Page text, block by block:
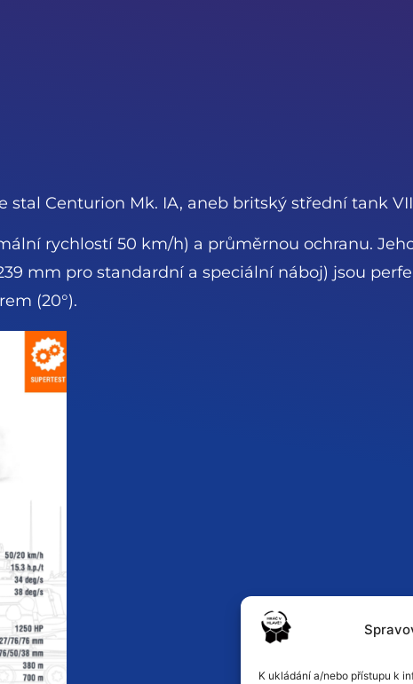
K ukládání a/nebo přístupu k
Centurion Mk. IA, aneb britský střední tank
rychlostí 50 km/h) a průměrnou ochranu.
mm pro standardní a speciální náboj) jsou
(20°).